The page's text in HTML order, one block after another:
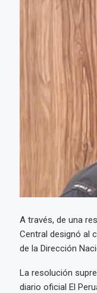
A través, de una
Central designó al
de la Dirección
La resolución
diario oficial El